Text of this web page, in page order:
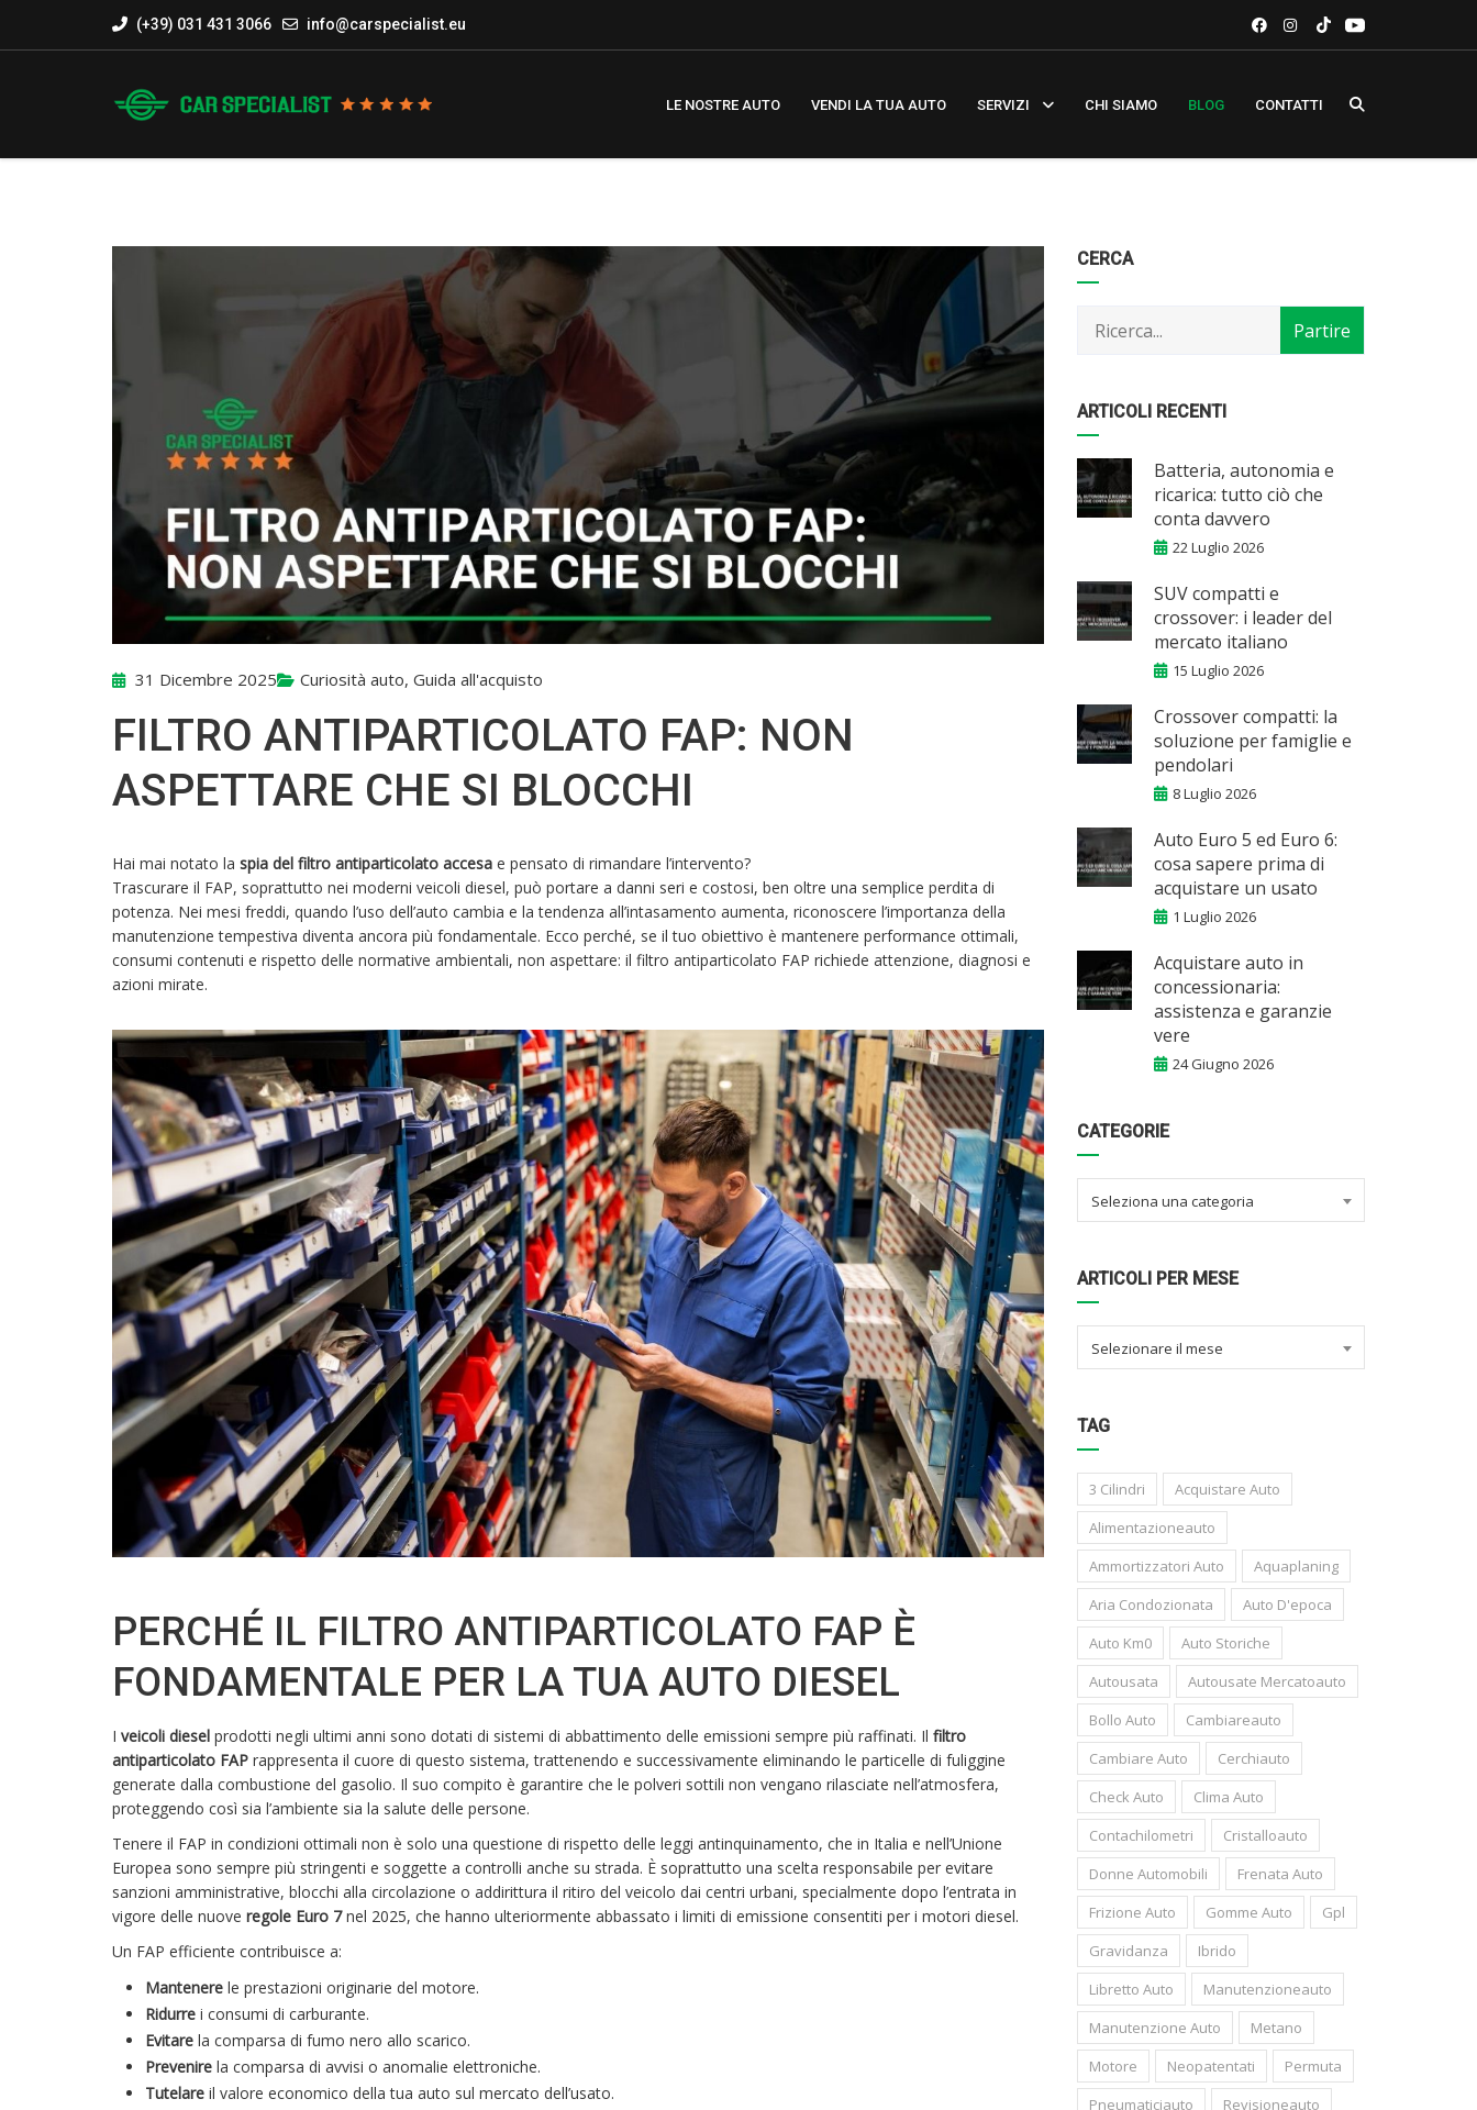
(+39) 031 431 3066 info@carspecialist.eu
LE NOSTRE AUTO VENDI LA TUA AUTO SERVIZI CHI SIAMO BLOG CONTATTI
31 Dicembre 2025 Curiosità auto, Guida all'acquisto
FILTRO ANTIPARTICOLATO FAP: NON
ASPETTARE CHE SI BLOCCHI
Hai mai notato la spia del filtro antiparticolato accesa e pensato di rimandare l’intervento?
Trascurare il FAP, soprattutto nei moderni veicoli diesel, può portare a danni seri e costosi, ben oltre una semplice perdita di
potenza. Nei mesi freddi, quando l’uso dell’auto cambia e la tendenza all’intasamento aumenta, riconoscere l’importanza della
manutenzione tempestiva diventa ancora più fondamentale. Ecco perché, se il tuo obiettivo è mantenere performance ottimali,
consumi contenuti e rispetto delle normative ambientali, non aspettare: il filtro antiparticolato FAP richiede attenzione, diagnosi e
azioni mirate.
PERCHÉ IL FILTRO ANTIPARTICOLATO FAP È
FONDAMENTALE PER LA TUA AUTO DIESEL
I veicoli diesel prodotti negli ultimi anni sono dotati di sistemi di abbattimento delle emissioni sempre più raffinati. Il filtro
antiparticolato FAP rappresenta il cuore di questo sistema, trattenendo e successivamente eliminando le particelle di fuliggine
generate dalla combustione del gasolio. Il suo compito è garantire che le polveri sottili non vengano rilasciate nell’atmosfera,
proteggendo così sia l’ambiente sia la salute delle persone.
Tenere il FAP in condizioni ottimali non è solo una questione di rispetto delle leggi antinquinamento, che in Italia e nell’Unione
Europea sono sempre più stringenti e soggette a controlli anche su strada. È soprattutto una scelta responsabile per evitare
sanzioni amministrative, blocchi alla circolazione o addirittura il ritiro del veicolo dai centri urbani, specialmente dopo l’entrata in
vigore delle nuove regole Euro 7nel 2025, che hanno ulteriormente abbassato i limiti di emissione consentiti per i motori diesel.
Un FAP efficiente contribuisce a:
Mantenere le prestazioni originarie del motore.
Ridurre i consumi di carburante.
Evitare la comparsa di fumo nero allo scarico.
Prevenire la comparsa di avvisi o anomalie elettroniche.
Tutelare il valore economico della tua auto sul mercato dell’usato.
CERCA
ARTICOLI RECENTI
Batteria, autonomia e
ricarica: tutto ciò che
conta davvero
22 Luglio 2026
SUV compatti e
crossover: i leader del
mercato italiano
15 Luglio 2026
Crossover compatti: la
soluzione per famiglie e
pendolari
8 Luglio 2026
Auto Euro 5 ed Euro 6:
cosa sapere prima di
acquistare un usato
1 Luglio 2026
Acquistare auto in
concessionaria:
assistenza e garanzie
vere
24 Giugno 2026
CATEGORIE
Categorie
Seleziona una categoria
ARTICOLI PER MESE
Articoli
per
Selezionare il mese
TAG
3 Cilindri
Acquistare Auto
Alimentazioneauto
Ammortizzatori Auto
Aquaplaning
Aria Condozionata
Auto D'epoca
Auto Km0
Auto Storiche
Autousata
Autousate Mercatoauto
Bollo Auto
Cambiareauto
Cambiare Auto
Cerchiauto
Check Auto
Clima Auto
Contachilometri
Cristalloauto
Donne Automobili
Frenata Auto
Frizione Auto
Gomme Auto
Gpl
Gravidanza
Ibrido
Libretto Auto
Manutenzioneauto
Manutenzione Auto
Metano
Motore
Neopatentati
Permuta
Pneumaticiauto
Revisioneauto